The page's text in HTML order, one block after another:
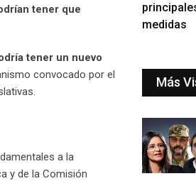
tener que
tener un nuevo
convocado por el
a la
y de la Comisión
medidas
Más